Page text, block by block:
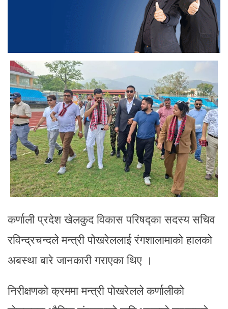
कर्णाली प्रदेश खेलकुद विकास परिषद्का सदस्य सचिव
रविन्द्रचन्दले मन्त्री पोखरेललाई रंगशालामाको हालको
अबस्था बारे जानकारी गराएका थिए ।
निरीक्षणको क्रममा मन्त्री पोखरेलले कर्णालीको